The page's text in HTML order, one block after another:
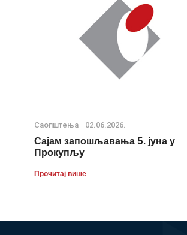
Саопштења 02.06.2026.
Сајам запошљавања 5. јуна у
Прокупљу
Прочитај више